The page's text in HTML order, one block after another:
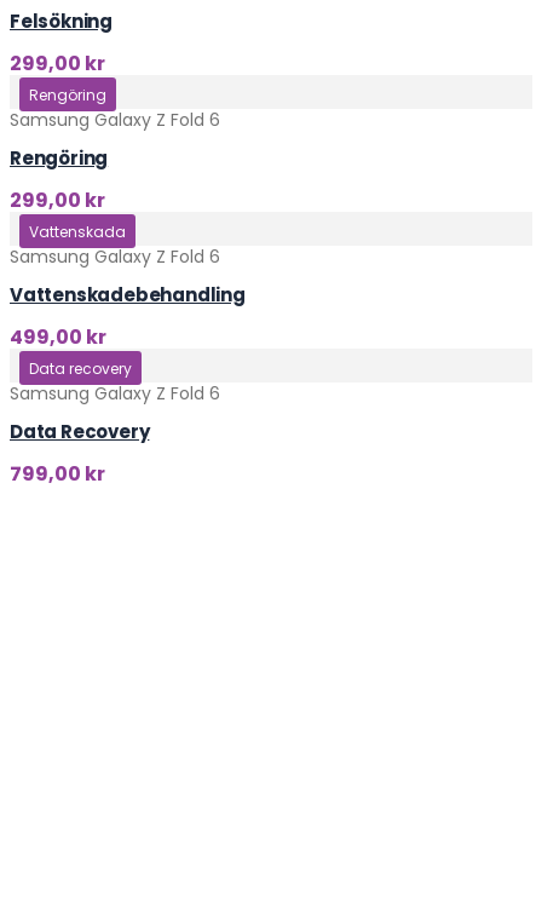
Felsökning
299,00 kr
Klicka här
Rengöring
Samsung Galaxy Z Fold 6
Rengöring
299,00 kr
Klicka här
Vattenskada
Samsung Galaxy Z Fold 6
Vattenskadebehandling
499,00 kr
Klicka här
Data recovery
Samsung Galaxy Z Fold 6
Data Recovery
799,00 kr